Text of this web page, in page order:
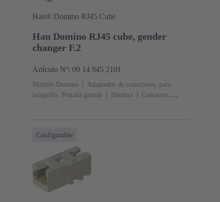
Han® Domino RJ45 Cube
Han Domino RJ45 cube, gender
changer F.2
Artículo Nº: 09 14 945 2101
Módulo Domino
Adaptador de conectores, para
latiguillo, Pestaña grande
Hembra
Contactos:
Configurable